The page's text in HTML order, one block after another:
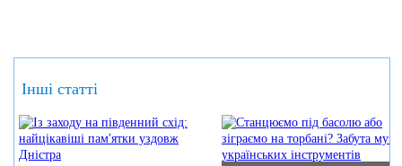
Інші статті